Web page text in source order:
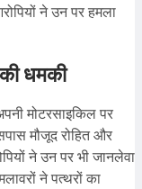
ने उन पर हमला
धमकी
मोटरसाइकिल पर
मौजूद रोहित और
ने उन पर भी जानलेवा
ने पत्थरों का